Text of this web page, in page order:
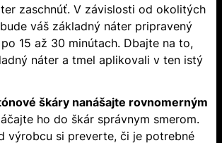
zaschnúť. V závislosti od okolitých
váš základný náter pripravený
15 až 30 minútach. Dbajte na to,
náter a tmel aplikovali v ten istý
škáry nanášajte rovnomerným
ho do škár správnym smerom.
výrobcu si preverte, či je potrebné